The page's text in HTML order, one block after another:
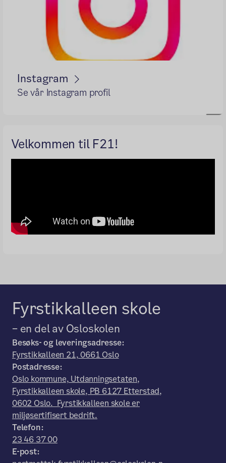
Instagram
Se vår Instagram profil
Velkommen til F21!
Fyrstikkalleen skole
– en del av Osloskolen
Besøks- og leveringsadresse:
Fyrstikkalleen 21, 0661 Oslo
Postadresse:
Oslo kommune, Utdanningsetaten,
Fyrstikkalleen skole, PB 6127 Etterstad,
0602 Oslo. Fyrstikkalleen skole er
miljøsertifisert bedrift.
Telefon:
23 46 37 00
E-post: